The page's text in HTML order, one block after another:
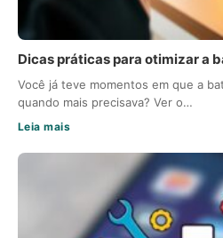
Dicas práticas para otimizar a
Você já teve momentos em que a
quando mais precisava? Ver o…
Leia mais